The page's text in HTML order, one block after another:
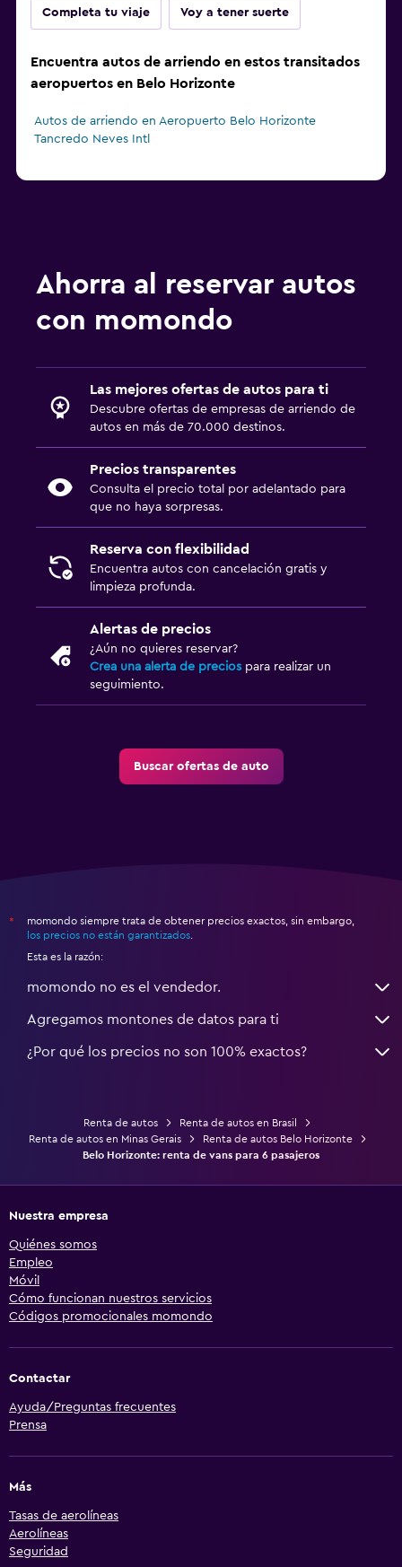
Completa tu viaje Voy a tener suerte
Encuentra autos de arriendo en estos transitados
aeropuertos en Belo Horizonte
Autos de arriendo en Aeropuerto Belo Horizonte
Tancredo Neves Intl
Ahorra al reservar autos
con momondo
Las mejores ofertas de autos para ti
Descubre ofertas de empresas de arriendo de
autos en más de 70.000 destinos.
Precios transparentes
Consulta el precio total por adelantado para
que no haya sorpresas.
Reserva con flexibilidad
Encuentra autos con cancelación gratis y
limpieza profunda.
Alertas de precios
¿Aún no quieres reservar?
Crea una alerta de precios para realizar un
seguimiento.
Buscar ofertas de auto
*
momondo siempre trata de obtener precios exactos, sin embargo,
los precios no están garantizados.
Esta es la razón:
momondo no es el vendedor.
Agregamos montones de datos para ti
¿Por qué los precios no son 100% exactos?
Renta de autos
Renta de autos en Brasil
Renta de autos en Minas Gerais
Renta de autos Belo Horizonte
Belo Horizonte: renta de vans para 6 pasajeros
Nuestra empresa
Quiénes somos
Empleo
Móvil
Cómo funcionan nuestros servicios
Códigos promocionales momondo
Contactar
Ayuda/Preguntas frecuentes
Prensa
Más
Tasas de aerolíneas
Aerolíneas
Seguridad